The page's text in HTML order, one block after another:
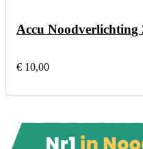
Accu Noodverlichting
€ 10,00